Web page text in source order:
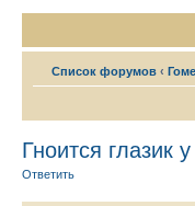
Список форумов ‹
Гноится глазик
Ответить